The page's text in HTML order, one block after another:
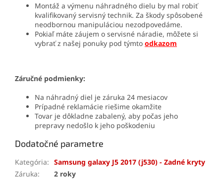
Montáž a výmenu náhradného dielu by mal robiť
kvalifikovaný servisný technik. Za škody spôsobené
neodbornou manipuláciou nezodpovedáme.
Pokiaľ máte záujem o servisné náradie, môžete si
vybrať z našej ponuky pod týmto odkazom
Záručné podmienky:
Na náhradný diel je záruka 24 mesiacov
Prípadné reklamácie riešime okamžite
Tovar je dôkladne zabalený, aby počas jeho
prepravy nedošlo k jeho poškodeniu
Dodatočné parametre
Kategória: Samsung galaxy J5 2017 (j530) - Zadné kryty
Záruka:
2 roky